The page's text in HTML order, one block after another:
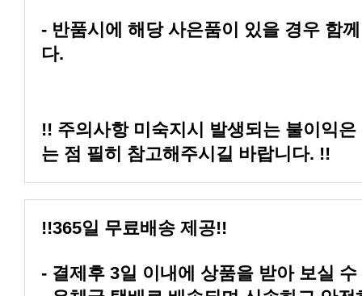
다.
는 점 필히 참고해주시길 바랍니다. !!
!!365일 무료배송 제공!!
- 결제후 3일 이내에 상품을 받아 보실